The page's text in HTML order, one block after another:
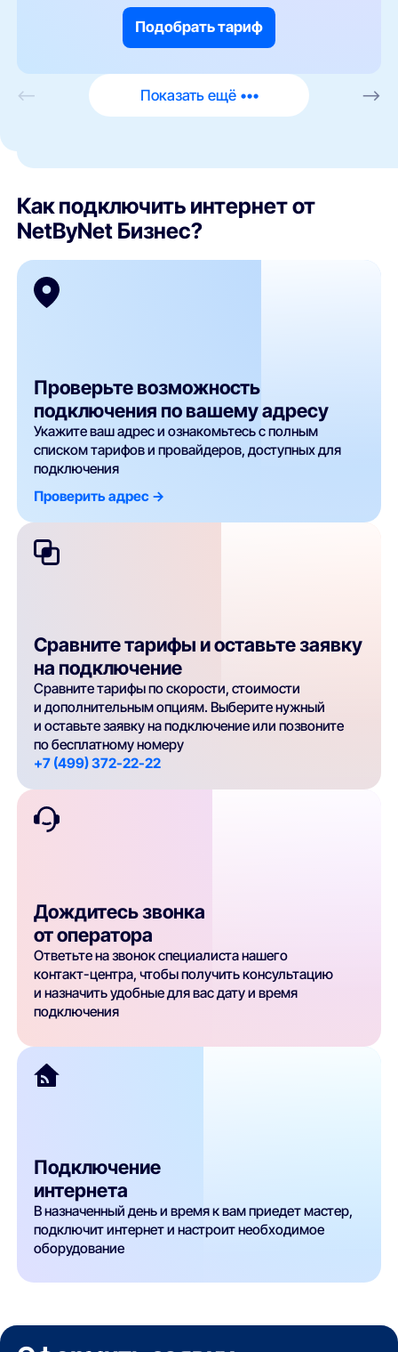
Подобрать тариф
<— Показать ещё ••• —>
Как подключить интернет от
NetByNet Бизнес?
Проверьте возможность
подключения по вашему адресу
Укажите ваш адрес и ознакомьтесь с полным
списком тарифов и провайдеров, доступных для
подключения
Проверить адрес ->
Сравните тарифы и оставьте заявку
на подключение
Сравните тарифы по скорости, стоимости
и дополнительным опциям. Выберите нужный
и оставьте заявку на подключение или позвоните
по бесплатному номеру
+7 (499) 372-22-22
Дождитесь звонка
от оператора
Ответьте на звонок специалиста нашего
контакт-центра, чтобы получить консультацию
и назначить удобные для вас дату и время
подключения
Подключение
интернета
В назначенный день и время к вам приедет мастер,
подключит интернет и настроит необходимое
оборудование